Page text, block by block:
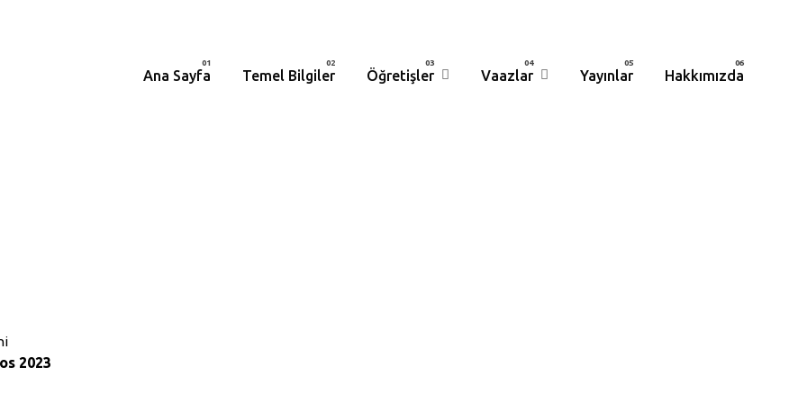
Ana Sayfa Temel Bilgiler Öğretişler Vaazlar Yayınlar Hakkımızda
2023